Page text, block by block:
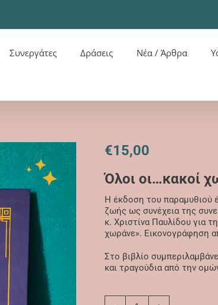
Συνεργάτες Δράσεις Νέα / Άρθρα
€15,00
Όλοι οι…κακοί
Η έκδοση του παραμυθιού
ζωής ως συνέχεια της
κ. Χριστίνα Παυλίδου για
χωράνε». Εικονογράφηση
Στο βιβλίο
και τραγούδια από την